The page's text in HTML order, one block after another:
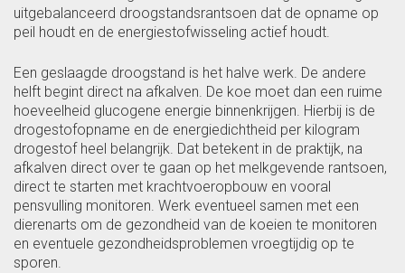
uitgebalanceerd droogstandsrantsoen dat de opname op
peil houdt en de energiestofwisseling actief houdt.
Een geslaagde droogstand is het halve werk. De andere
helft begint direct na afkalven. De koe moet dan een ruime
hoeveelheid glucogene energie binnenkrijgen. Hierbij is de
drogestofopname en de energiedichtheid per kilogram
drogestof heel belangrijk. Dat betekent in de praktijk, na
afkalven direct over te gaan op het melkgevende rantsoen,
direct te starten met krachtvoeropbouw en vooral
pensvulling monitoren. Werk eventueel samen met een
dierenarts om de gezondheid van de koeien te monitoren
en eventuele gezondheidsproblemen vroegtijdig op te
sporen.